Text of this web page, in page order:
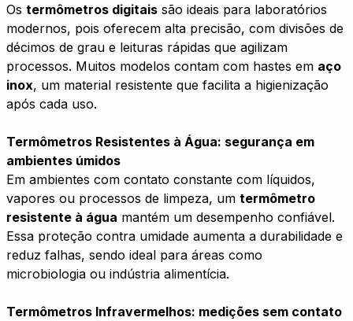
Os termômetros digitais são ideais para laboratórios
modernos, pois oferecem alta precisão, com divisões de
décimos de grau e leituras rápidas que agilizam
processos. Muitos modelos contam com hastes em aço
inox, um material resistente que facilita a higienização
após cada uso.
Termômetros Resistentes à Água: segurança em
ambientes úmidos
Em ambientes com contato constante com líquidos,
vapores ou processos de limpeza, um termômetro
resistente à água mantém um desempenho confiável.
Essa proteção contra umidade aumenta a durabilidade e
reduz falhas, sendo ideal para áreas como
microbiologia ou indústria alimentícia.
Termômetros Infravermelhos: medições sem contato